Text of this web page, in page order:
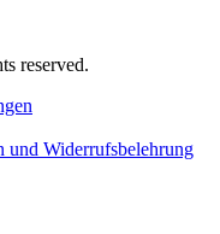
reserved.
und Widerrufsbelehrung